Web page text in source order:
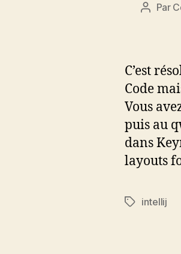
Auteur
Par
C’est
Code
Vous
puis au
dans
layouts
Étiquettes
intellij